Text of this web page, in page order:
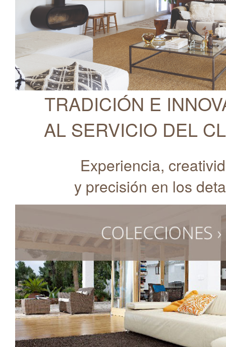
TRADICIÓN E
AL SERVICIO DEL
Experiencia,
y precisión en los